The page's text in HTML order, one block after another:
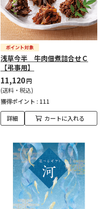
浅草今半 牛肉佃煮詰合せＣ
【弔事用】
11,120円
(送料・税込)
獲得ポイント : 111
詳細 カートに入れる